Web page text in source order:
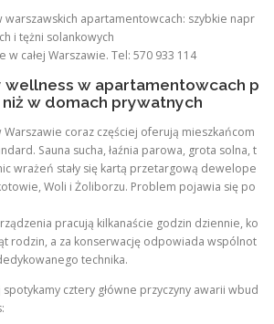
apartamentowcach: szybkie napr
i tężni solankowych
w całej Warszawie. Tel: 570 933 114
w apartamentowcach p
niż w domach prywatnych
coraz częściej oferują mieszkańcom
Sauna sucha, łaźnia parowa, grota solna, t
wrażeń stały się kartą przetargową dewelope
Woli i Żoliborzu. Problem pojawia się po
pracują kilkanaście godzin dziennie, ko
rodzin, a za konserwację odpowiada wspólnot
technika.
cztery główne przyczyny awarii wbud